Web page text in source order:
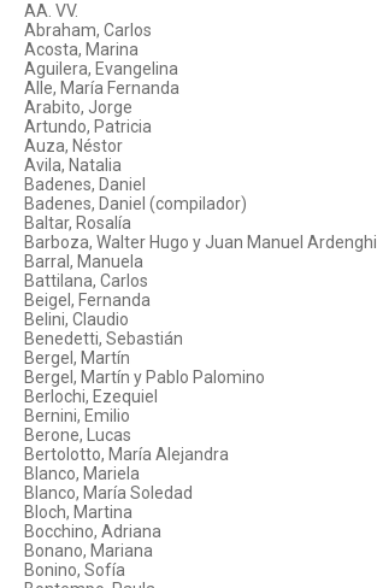
AA. VV.
Abraham, Carlos
Acosta, Marina
Aguilera, Evangelina
Alle, María Fernanda
Arabito, Jorge
Artundo, Patricia
Auza, Néstor
Avila, Natalia
Badenes, Daniel
Badenes, Daniel (compilador)
Baltar, Rosalía
Barboza, Walter Hugo y Juan Manuel Ardenghi
Barral, Manuela
Battilana, Carlos
Beigel, Fernanda
Belini, Claudio
Benedetti, Sebastián
Bergel, Martín
Bergel, Martín y Pablo Palomino
Berlochi, Ezequiel
Bernini, Emilio
Berone, Lucas
Bertolotto, María Alejandra
Blanco, Mariela
Blanco, María Soledad
Bloch, Martina
Bocchino, Adriana
Bonano, Mariana
Bonino, Sofía